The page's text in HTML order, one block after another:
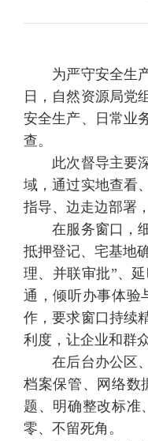
为严守安全生产
日，自然资源局党
安全生产、日常业
查。
此次督导主要深
域，通过实地查看
指导、边走边部署
在服务窗口，细
抵押登记、宅基地
理、并联审批”、
通，倾听办事体验
作，要求窗口持续
利度，让企业和群
在后台办公区、
档案保管、网络数
题、明确整改标准
零、不留死角。